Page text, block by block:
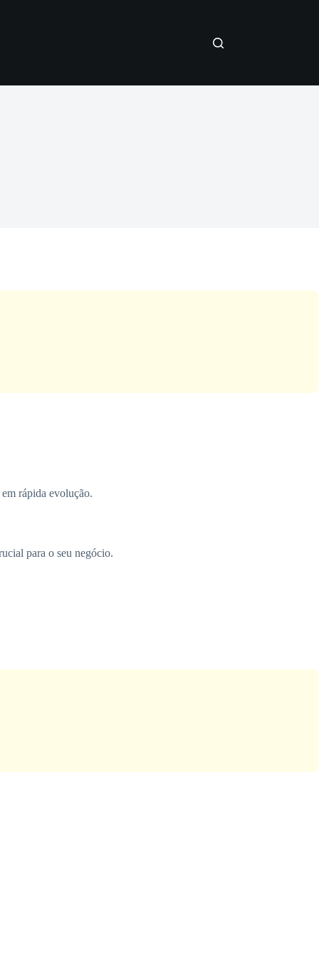
rápida evolução.
para o seu negócio.